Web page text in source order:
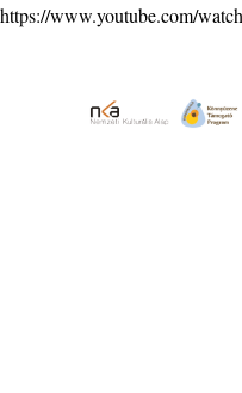
https://www.youtube.com/